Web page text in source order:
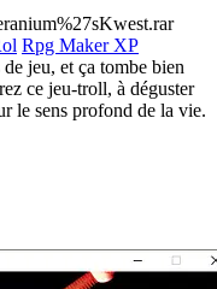
Rpg Maker XP
jeu, et ça tombe bien
ce jeu-troll, à déguster
le sens profond de la vie.